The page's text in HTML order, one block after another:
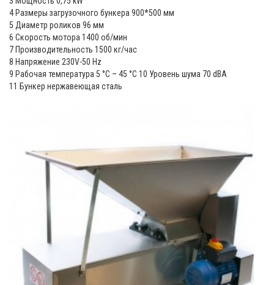
4 Размеры загрузочного бункера 900*500 мм
5 Диаметр роликов 96 мм
6 Скорость мотора 1400 об/мин
7 Производительность 1500 кг/час
8 Напряжение 230V-50 Hz
9 Рабочая температура 5 °С – 45 °С 10 Уровень шума 70 dBA
11 Бункер нержавеющая сталь